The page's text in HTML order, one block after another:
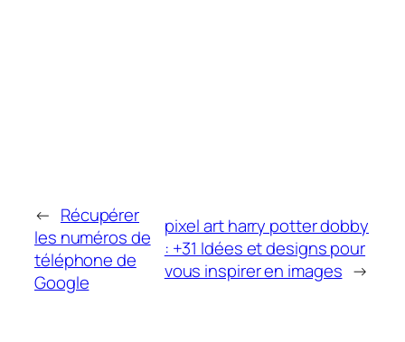
← Récupérer
les numéros de
téléphone de
Google
pixel art harry potter dobby
: +31 Idées et designs pour
vous inspirer en images →